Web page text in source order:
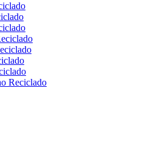
Reciclado